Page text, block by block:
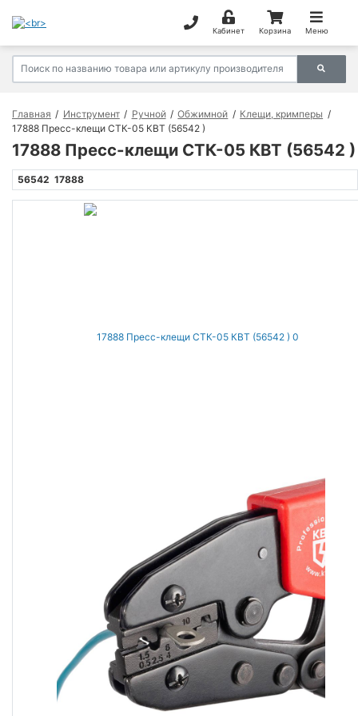
Кабинет Корзина Меню
Главная Инструмент Ручной Обжимной
Клещи, кримперы
17888 Пресс-клещи СТК-05 КВТ (56542 )
17888 Пресс-клещи СТК-05 КВТ (56542 )
56542 17888